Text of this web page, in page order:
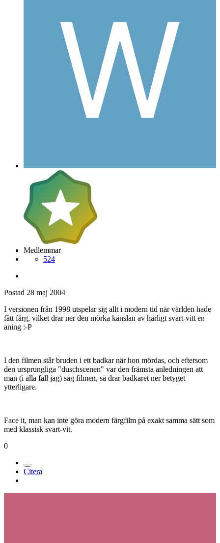
Medlemmar
524
Postad 28 maj 2004
I versionen från 1998 utspelar sig allt i modern tid när världen hade
fått färg, vilket drar ner den mörka känslan av härligt svart-vitt en
aning :-P
I den filmen står bruden i ett badkar när hon mördas, och eftersom
den ursprungliga "duschscenen" var den främsta anledningen att
man (i alla fall jag) såg filmen, så drar badkaret ner betyget
ytterligare.
Face it, man kan inte göra modern färgfilm på exakt samma sätt som
med klassisk svart-vit.
0
Citera